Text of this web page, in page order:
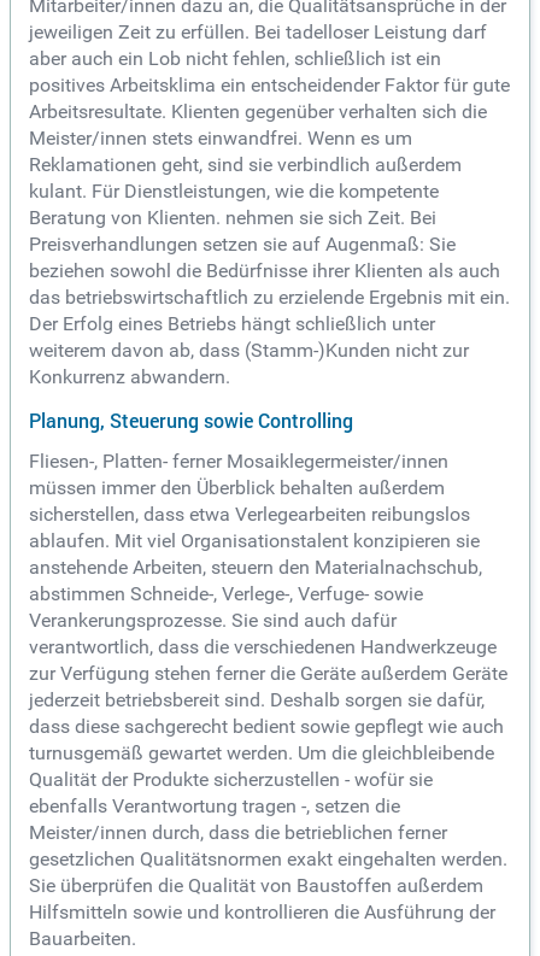
Mitarbeiter/innen dazu an, die Qualitätsansprüche in der
jeweiligen Zeit zu erfüllen. Bei tadelloser Leistung darf
aber auch ein Lob nicht fehlen, schließlich ist ein
positives Arbeitsklima ein entscheidender Faktor für gute
Arbeitsresultate. Klienten gegenüber verhalten sich die
Meister/innen stets einwandfrei. Wenn es um
Reklamationen geht, sind sie verbindlich außerdem
kulant. Für Dienstleistungen, wie die kompetente
Beratung von Klienten. nehmen sie sich Zeit. Bei
Preisverhandlungen setzen sie auf Augenmaß: Sie
beziehen sowohl die Bedürfnisse ihrer Klienten als auch
das betriebswirtschaftlich zu erzielende Ergebnis mit ein.
Der Erfolg eines Betriebs hängt schließlich unter
weiterem davon ab, dass (Stamm-)Kunden nicht zur
Konkurrenz abwandern.
Planung, Steuerung sowie Controlling
Fliesen-, Platten- ferner Mosaiklegermeister/innen
müssen immer den Überblick behalten außerdem
sicherstellen, dass etwa Verlegearbeiten reibungslos
ablaufen. Mit viel Organisationstalent konzipieren sie
anstehende Arbeiten, steuern den Materialnachschub,
abstimmen Schneide-, Verlege-, Verfuge- sowie
Verankerungsprozesse. Sie sind auch dafür
verantwortlich, dass die verschiedenen Handwerkzeuge
zur Verfügung stehen ferner die Geräte außerdem Geräte
jederzeit betriebsbereit sind. Deshalb sorgen sie dafür,
dass diese sachgerecht bedient sowie gepflegt wie auch
turnusgemäß gewartet werden. Um die gleichbleibende
Qualität der Produkte sicherzustellen - wofür sie
ebenfalls Verantwortung tragen -, setzen die
Meister/innen durch, dass die betrieblichen ferner
gesetzlichen Qualitätsnormen exakt eingehalten werden.
Sie überprüfen die Qualität von Baustoffen außerdem
Hilfsmitteln sowie und kontrollieren die Ausführung der
Bauarbeiten.